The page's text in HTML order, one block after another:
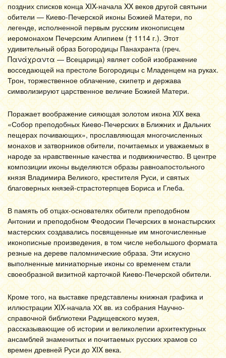
поздних списков конца XIX-начала XX веков другой святыни
обители — Киево-Печерской иконы Божией Матери, по
легенде, исполненной первым русским иконописцем
иеромонахом Печерским Алипием († 1114 г.). Этот
удивительный образ Богородицы Панахранта (греч.
Πανάχραντα — Всецарица) являет собой изображение
восседающей на престоле Богородицы с Младенцем на руках.
Трон, торжественное облачение, скипетр и держава
символизируют царственное величие Божией Матери.
Поражает воображение сияющая золотом икона XIX века
«Собор преподобных Киево-Печерских в Ближних и Дальних
пещерах почивающих», прославляющая многочисленных
монахов и затворников обители, почитаемых и уважаемых в
народе за нравственные качества и подвижничество. В центре
композиции иконы выделяются образы равноапостольного
князя Владимира Великого, крестителя Руси, и святых
благоверных князей-страстотерпцев Бориса и Глеба.
В память об отцах-основателях обители преподобном
Антонии и преподобном Феодосии Печерских в монастырских
мастерских создавались посвященные им многочисленные
иконописные произведения, в том числе небольшого формата
резные на дереве паломнические образа. Эти искусно
выполненные миниатюрные иконы со временем стали
своеобразной визитной карточкой Киево-Печерской обители.
Кроме того, на выставке представлены книжная графика и
иллюстрации XIX-начала ХХ вв. из собрания Научно-
справочной библиотеки Радищевского музея,
рассказывающие об истории и великолепии архитектурных
ансамблей знаменитых и почитаемых русских храмов со
времен древней Руси до XIX века.